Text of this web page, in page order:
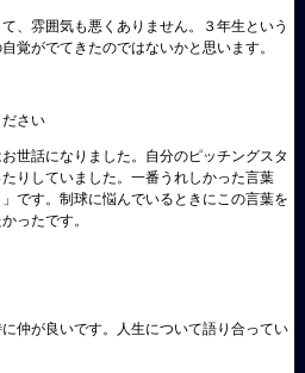
、雰囲気も悪くありません。３年生という
覚がでてきたのではないかと思います。
さい
世話になりました。自分のピッチングスタ
りしていました。一番うれしかった言葉
です。制球に悩んでいるときにこの言葉を
ったです。
仲が良いです。人生について語り合ってい